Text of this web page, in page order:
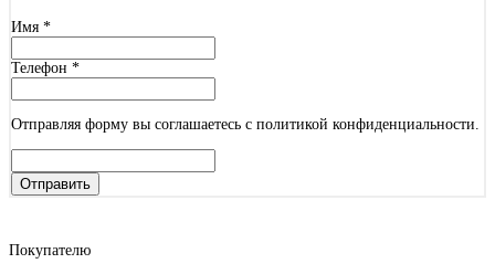
Имя *
Телефон *
Отправляя форму вы соглашаетесь с политикой конфиденциальности.
Отправить
Покупателю